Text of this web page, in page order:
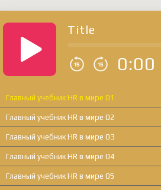
Title
0:00
Главный учебник HR в мире 01
Главный учебник HR в мире 02
Главный учебник HR в мире 03
Главный учебник HR в мире 04
Главный учебник HR в мире 05